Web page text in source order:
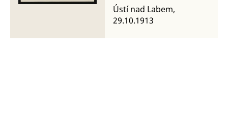
Ústí nad Labem,
29.10.1913